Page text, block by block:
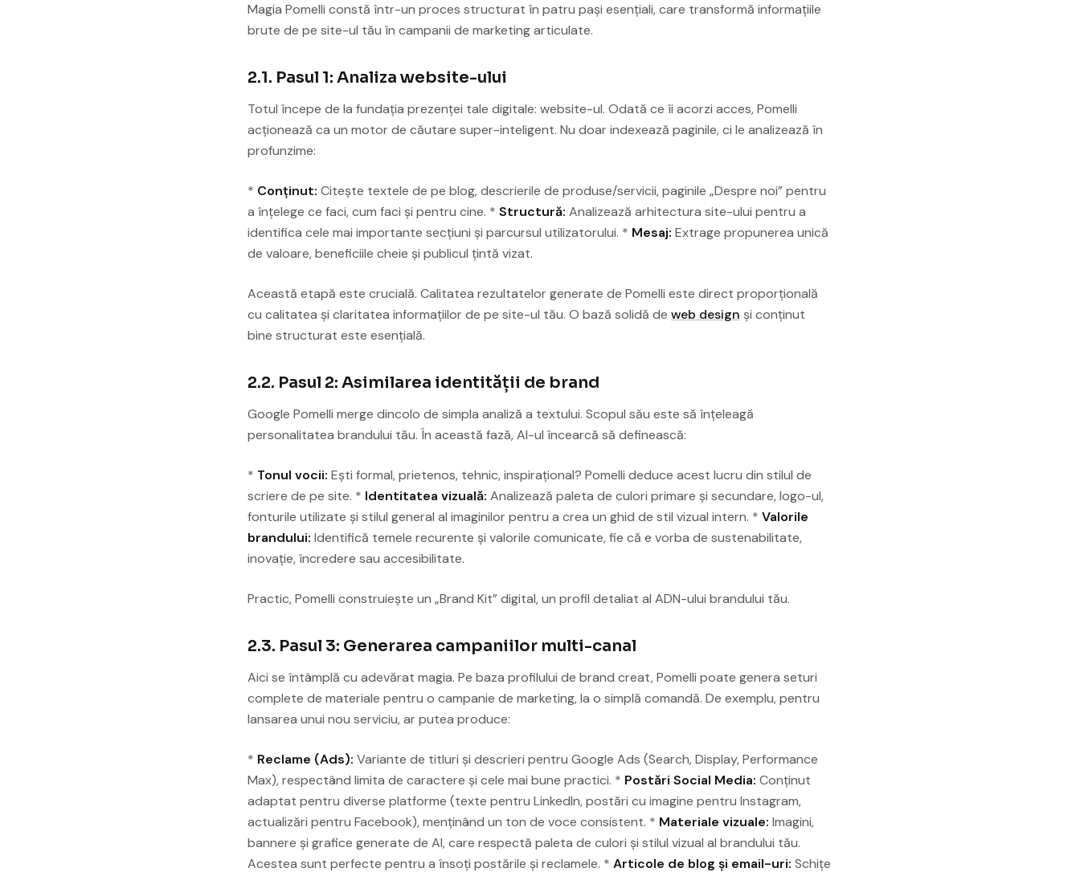
Magia Pomelli constă într-un proces structurat în patru pași esențiali, care transformă informațiile
brute de pe site-ul tău în campanii de marketing articulate.
2.1. Pasul 1: Analiza website-ului
Totul începe de la fundația prezenței tale digitale: website-ul. Odată ce îi acorzi acces, Pomelli
acționează ca un motor de căutare super-inteligent. Nu doar indexează paginile, ci le analizează în
profunzime:
* Conținut: Citește textele de pe blog, descrierile de produse/servicii, paginile „Despre noi” pentru
a înțelege ce faci, cum faci și pentru cine. * Structură: Analizează arhitectura site-ului pentru a
identifica cele mai importante secțiuni și parcursul utilizatorului. * Mesaj: Extrage propunerea unică
de valoare, beneficiile cheie și publicul țintă vizat.
Această etapă este crucială. Calitatea rezultatelor generate de Pomelli este direct proporțională
cu calitatea și claritatea informațiilor de pe site-ul tău. O bază solidă de web design și conținut
bine structurat este esențială.
2.2. Pasul 2: Asimilarea identității de brand
Google Pomelli merge dincolo de simpla analiză a textului. Scopul său este să înțeleagă
personalitatea brandului tău. În această fază, AI-ul încearcă să definească:
* Tonul vocii: Ești formal, prietenos, tehnic, inspirațional? Pomelli deduce acest lucru din stilul de
scriere de pe site. * Identitatea vizuală: Analizează paleta de culori primare și secundare, logo-ul,
fonturile utilizate și stilul general al imaginilor pentru a crea un ghid de stil vizual intern. * Valorile
brandului: Identifică temele recurente și valorile comunicate, fie că e vorba de sustenabilitate,
inovație, încredere sau accesibilitate.
Practic, Pomelli construiește un „Brand Kit” digital, un profil detaliat al ADN-ului brandului tău.
2.3. Pasul 3: Generarea campaniilor multi-canal
Aici se întâmplă cu adevărat magia. Pe baza profilului de brand creat, Pomelli poate genera seturi
complete de materiale pentru o campanie de marketing, la o simplă comandă. De exemplu, pentru
lansarea unui nou serviciu, ar putea produce:
* Reclame (Ads): Variante de titluri și descrieri pentru Google Ads (Search, Display, Performance
Max), respectând limita de caractere și cele mai bune practici. * Postări Social Media: Conținut
adaptat pentru diverse platforme (texte pentru LinkedIn, postări cu imagine pentru Instagram,
actualizări pentru Facebook), menținând un ton de voce consistent. * Materiale vizuale: Imagini,
bannere și grafice generate de AI, care respectă paleta de culori și stilul vizual al brandului tău.
Acestea sunt perfecte pentru a însoți postările și reclamele. * Articole de blog și email-uri: Schițe